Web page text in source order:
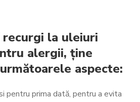
recurgi la uleiuri
alergii, ține
aspecte:
pentru prima dată, pentru a evita